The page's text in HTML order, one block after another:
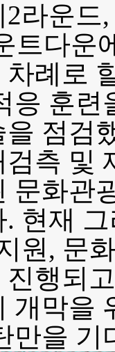
라운
트다운
례로
응 훈
점검
측 및
문화관
현재
원, 문
행되
개막을
만을 기